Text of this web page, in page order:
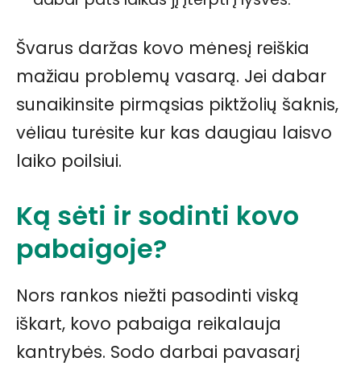
Švarus daržas kovo mėnesį reiškia
mažiau problemų vasarą. Jei dabar
sunaikinsite pirmąsias piktžolių šaknis,
vėliau turėsite kur kas daugiau laisvo
laiko poilsiui.
Ką sėti ir sodinti kovo
pabaigoje?
Nors rankos niežti pasodinti viską
iškart, kovo pabaiga reikalauja
kantrybės. Sodo darbai pavasarį